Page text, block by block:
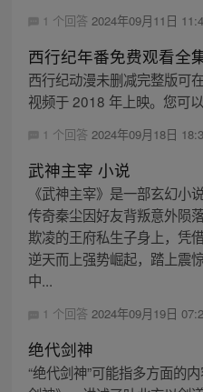
1 个回答 2024年09月11日
西行纪年番免费观看全
西行纪动漫未删减完整版可
视频于 2018 年上映。您可
1 个回答 2024年09月18日
武神主宰 小说
《武神主宰》是一部玄幻小
传奇秦尘因好友背叛意外陨
欺凌的王府私生子身上，凭
逆天而上强势崛起，踏上震
中...
1 个回答 2024年09月19日
绝代剑神
“绝代剑神”可能指多方面的